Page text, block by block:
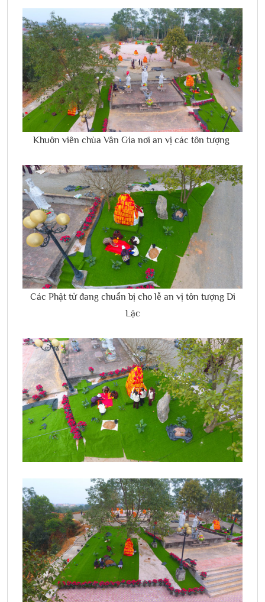
Khuôn viên chùa Vân Gia nơi an vị các tôn tượng
Các Phật tử đang chuẩn bị cho lễ an vị tôn tượng Di
Lặc